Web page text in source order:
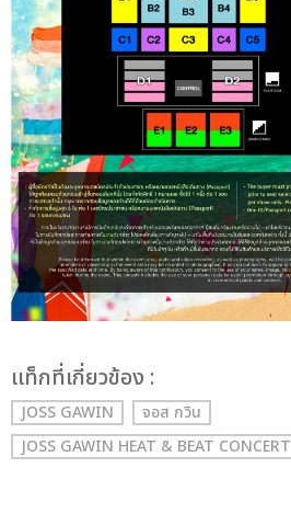
เเท็กที่เกี่ยวข้อง :
JOSS GAWIN
จอส กวิน
JOSS GAWIN HEAT & BEAT CONCERT